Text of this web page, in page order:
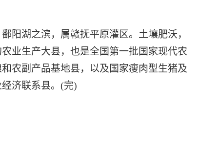
湖之滨，属赣抚平原灌区。土壤肥沃，
业生产大县，也是全国第一批国家现代农
农副产品基地县，以及国家瘦肉型生猪及
济联系县。(完)